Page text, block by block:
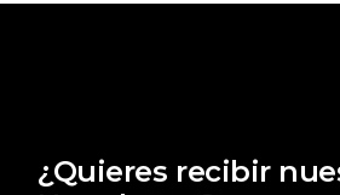
¿Quieres recibir